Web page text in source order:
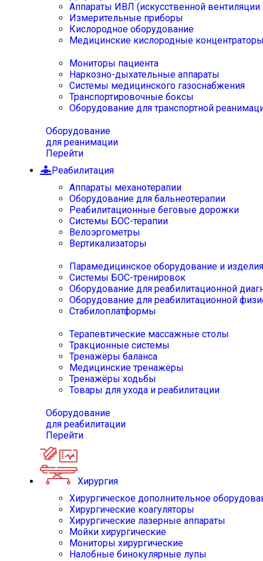
Аппараты ИВЛ (искусственной вентиляции
Измерительные приборы
Кислородное оборудование
Медицинские кислородные
Мониторы пациента
Наркозно-дыхательные аппараты
Системы медицинского газоснабжения
Транспортировочные боксы
Оборудование для транспортной
Оборудование
для реанимации
Перейти
Реабилитация
Аппараты механотерапии
Оборудование для бальнеотерапии
Реабилитационные беговые дорожки
Системы БОС-терапии
Велоэргометры
Вертикализаторы
Парамедицинское оборудование и изделия
Системы БОС-тренировок
Оборудование для реабилитационной
Оборудование для реабилитационной
Стабилоплатформы
Терапевтические массажные столы
Тракционные системы
Тренажёры баланса
Медицинские тренажёры
Тренажёры ходьбы
Товары для ухода и реабилитации
Оборудование
для реабилитации
Перейти
Хирургия
Хирургическое дополнительное
Хирургические коагуляторы
Хирургические лазерные аппараты
Мойки хирургические
Мониторы хирургические
Налобные бинокулярные лупы